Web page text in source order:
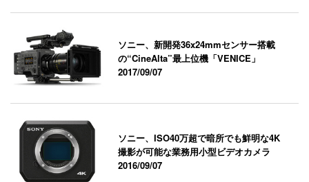
ソニー、新開発36x24mmセンサー搭載
の“CineAlta”最上位機「VENICE」
2017/09/07
ソニー、ISO40万超で暗所でも鮮明な4K
撮影が可能な業務用小型ビデオカメラ
2016/09/07